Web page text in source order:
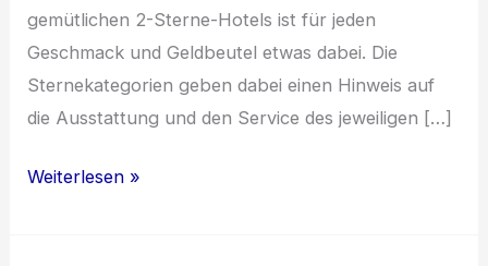
gemütlichen 2-Sterne-Hotels ist für jeden
Geschmack und Geldbeutel etwas dabei. Die
Sternekategorien geben dabei einen Hinweis auf
die Ausstattung und den Service des jeweiligen […]
Einzigartige
Weiterlesen »